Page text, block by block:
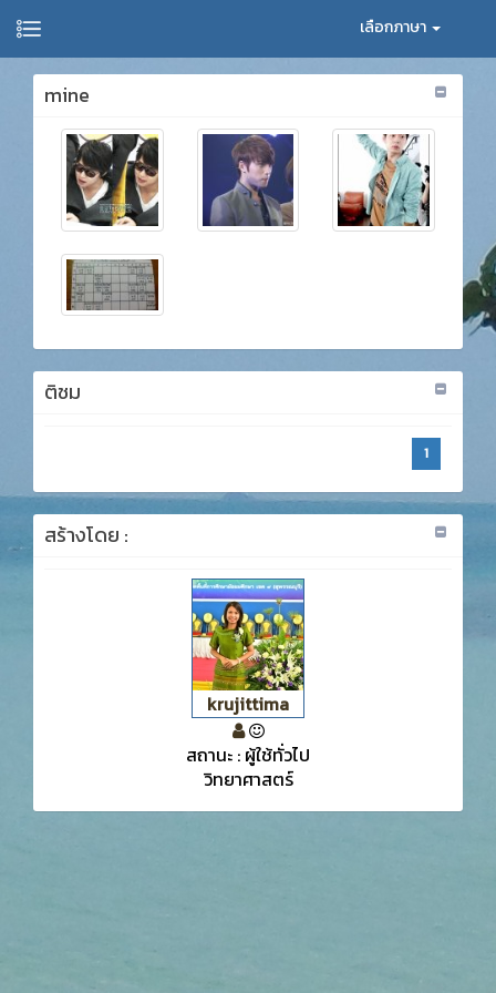
เลือกภาษา
mine
ติชม
1
สร้างโดย :
krujittima
สถานะ : ผู้ใช้ทั่วไป
วิทยาศาสตร์